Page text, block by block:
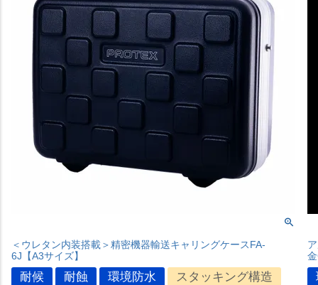
＜ウレタン内装搭載＞精密機器輸送キャリングケースFA-
6J【A3サイズ】
耐候 耐蝕 環境防水
スタッキング構造